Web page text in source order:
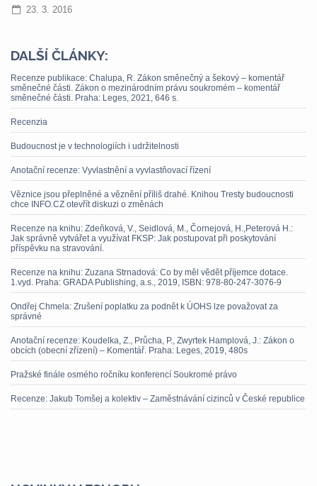
23. 3. 2016
DALŠÍ ČLÁNKY:
Recenze publikace: Chalupa, R. Zákon směnečný a šekový – komentář
směnečné části. Zákon o mezinárodním právu soukromém – komentář
směnečné části. Praha: Leges, 2021, 646 s.
Recenzia
Budoucnost je v technologiích i udržitelnosti
Anotační recenze: Vyvlastnění a vyvlastňovací řízení
Věznice jsou přeplněné a věznění příliš drahé. Knihou Tresty budoucnosti
chce INFO.CZ otevřít diskuzi o změnách
Recenze na knihu: Zdeňková, V., Seidlová, M., Čornejová, H.,Peterová H.:
Jak správně vytvářet a využívat FKSP: Jak postupovat při poskytování
příspěvku na stravování.
Recenze na knihu: Zuzana Strnadová: Co by měl vědět příjemce dotace.
1.vyd. Praha: GRADA Publishing, a.s., 2019, ISBN: 978-80-247-3076-9
Ondřej Chmela: Zrušení poplatku za podnět k ÚOHS lze považovat za
správné
Anotační recenze: Koudelka, Z., Průcha, P., Zwyrtek Hamplová, J.: Zákon o
obcích (obecní zřízení) – Komentář. Praha: Leges, 2019, 480s
Pražské finále osmého ročníku konferencí Soukromé právo
Recenze: Jakub Tomšej a kolektiv – Zaměstnávání cizinců v České republice